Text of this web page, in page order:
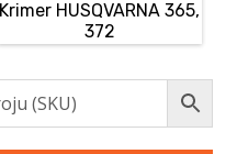
Krimer HUSQVARNA 365,
372